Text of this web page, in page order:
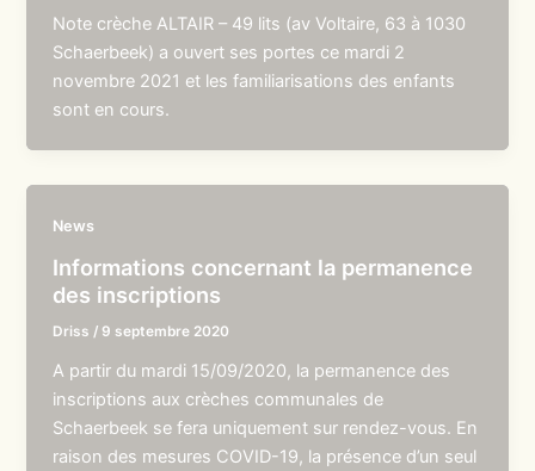
Note crèche ALTAIR – 49 lits (av Voltaire, 63 à 1030
Schaerbeek) a ouvert ses portes ce mardi 2
novembre 2021 et les familiarisations des enfants
sont en cours.
News
Informations concernant la permanence
des inscriptions
Driss / 9 septembre 2020
A partir du mardi 15/09/2020, la permanence des
inscriptions aux crèches communales de
Schaerbeek se fera uniquement sur rendez-vous. En
raison des mesures COVID-19, la présence d’un seul